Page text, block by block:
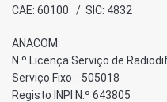
CAE: 60100 / SIC: 4832
ANACOM:
N.º Licença Serviço de
Serviço Fixo : 505018
Registo INPI N.º 643805